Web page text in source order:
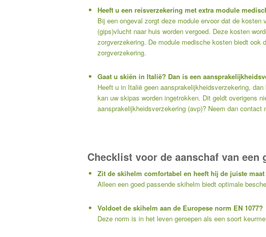
Heeft u een reisverzekering met extra module
Bij een ongeval zorgt deze module ervoor dat de kosten
(gips)vlucht naar huis worden vergoed. Deze kosten
zorgverzekering. De module medische kosten biedt ook
zorgverzekering.
Gaat u skiën in Italië? Dan is een
Heeft u in Italië geen aansprakelijkheidsverzekering,
kan uw skipas worden ingetrokken. Dit geldt overigens
aansprakelijkheidsverzekering (avp)? Neem dan
Checklist voor de aanschaf van een
Zit de skihelm comfortabel en heeft hij de juiste
Alleen een goed passende skihelm biedt optimale
Voldoet de skihelm aan de Europese norm EN 1077?
Deze norm is in het leven geroepen als een soort